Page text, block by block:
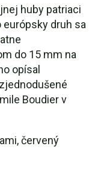
huby patriaci
európsky druh sa
do 15 mm na
opísal
Boudier v
červený